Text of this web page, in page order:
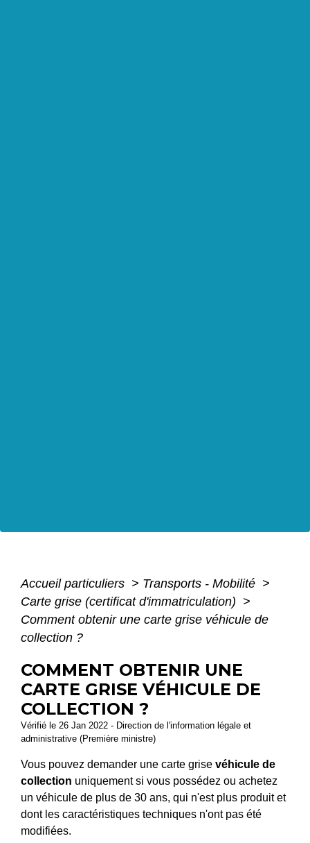
Accueil particuliers > Transports - Mobilité >
Carte grise (certificat d'immatriculation) >
Comment obtenir une carte grise véhicule de
collection ?
COMMENT OBTENIR UNE
CARTE GRISE VÉHICULE DE
COLLECTION ?
Vérifié le 26 Jan 2022 - Direction de l'information légale et
administrative (Première ministre)
Vous pouvez demander une carte grise véhicule de
collection uniquement si vous possédez ou achetez
un véhicule de plus de 30 ans, qui n'est plus produit et
dont les caractéristiques techniques n'ont pas été
modifiées.